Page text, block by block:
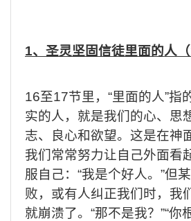
1、圣灵坚固信徒里面的人（
16至17节里， “里面的人”指
实的人，就是我们的心、思
志、良心和欲望。这是在神
我们常常努力让自己外面看
服自己： “我是个好人。 ”但
败，或有人纠正我们时，我
就崩溃了。 “那不是我？ ”“你